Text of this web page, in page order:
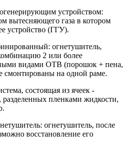
устройством:
вытесняющего газа в котором
устройство (ГГУ).
огнетушитель,
2 или более
видами ОТВ (порошок + пена,
смонтированы на одной раме.
состоящая из ячеек -
разделенных пленками жидкости,
огнетушитель, после
восстановление его